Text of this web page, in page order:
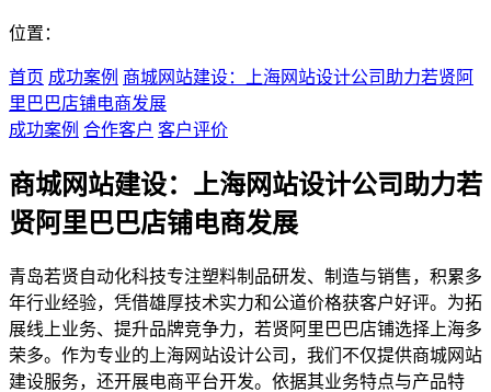
位置：
首页 成功案例 商城网站建设：上海网站设计公司助力若贤阿
里巴巴店铺电商发展
成功案例 合作客户 客户评价
商城网站建设：上海网站设计公司助力若
贤阿里巴巴店铺电商发展
青岛若贤自动化科技专注塑料制品研发、制造与销售，积累多
年行业经验，凭借雄厚技术实力和公道价格获客户好评。为拓
展线上业务、提升品牌竞争力，若贤阿里巴巴店铺选择上海多
荣多。作为专业的上海网站设计公司，我们不仅提供商城网站
建设服务，还开展电商平台开发。依据其业务特点与产品特